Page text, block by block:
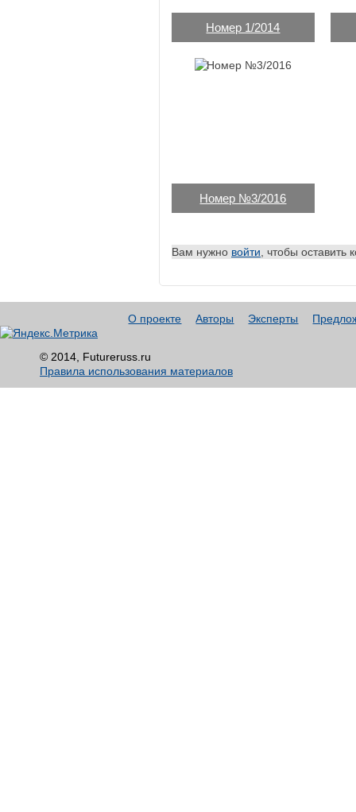
Номер 1/2014
Номер №3/2016
Вам нужно войти , чтобы оставить
О проекте Авторы Эксперты
© 2014, Futureruss.ru
Правила использования материалов